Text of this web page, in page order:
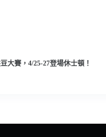
大賽，4/25-27登場休士頓！